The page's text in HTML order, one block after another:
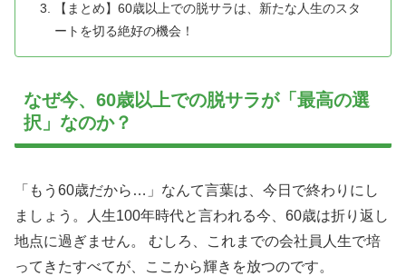
【まとめ】60歳以上での脱サラは、新たな人生のスタ
ートを切る絶好の機会！
なぜ今、60歳以上での脱サラが「最高の選
択」なのか？
「もう60歳だから…」なんて言葉は、今日で終わりにし
ましょう。人生100年時代と言われる今、60歳は折り返し
地点に過ぎません。 むしろ、これまでの会社員人生で培
ってきたすべてが、ここから輝きを放つのです。